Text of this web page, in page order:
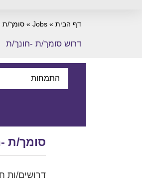
דף הבית »
Jobs
» סומך/ת
דרוש סומך/ת -חונך/ת
התמחות
סומך/ת
דרושים/ות